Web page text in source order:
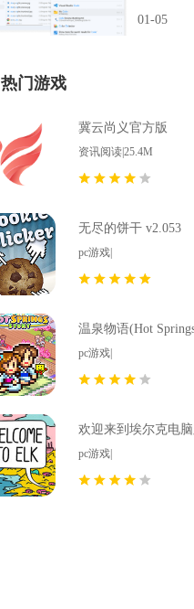
01-05
热门游戏
冀云尚义官方版
资讯阅读|25.4M
无尽的饼干 v2.053
pc游戏|
pc游戏|
pc游戏|